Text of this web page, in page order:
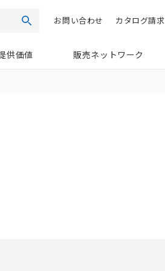
検索 カタログ請求
お問い合わせ
供価値 販売ネットワーク